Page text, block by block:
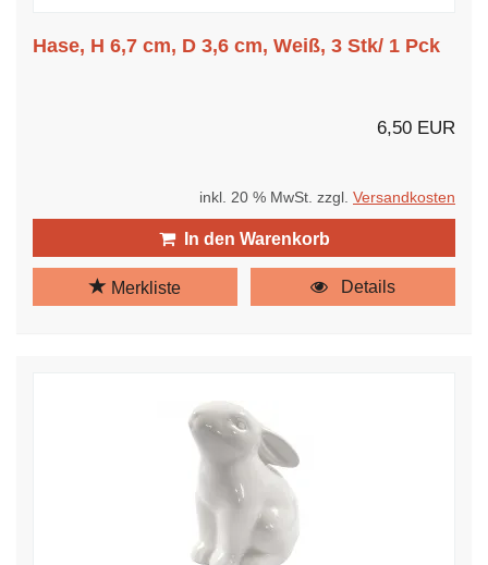
Hase, H 6,7 cm, D 3,6 cm, Weiß, 3 Stk/ 1 Pck
6,50 EUR
inkl. 20 % MwSt. zzgl. Versandkosten
In den Warenkorb
Merkliste Details